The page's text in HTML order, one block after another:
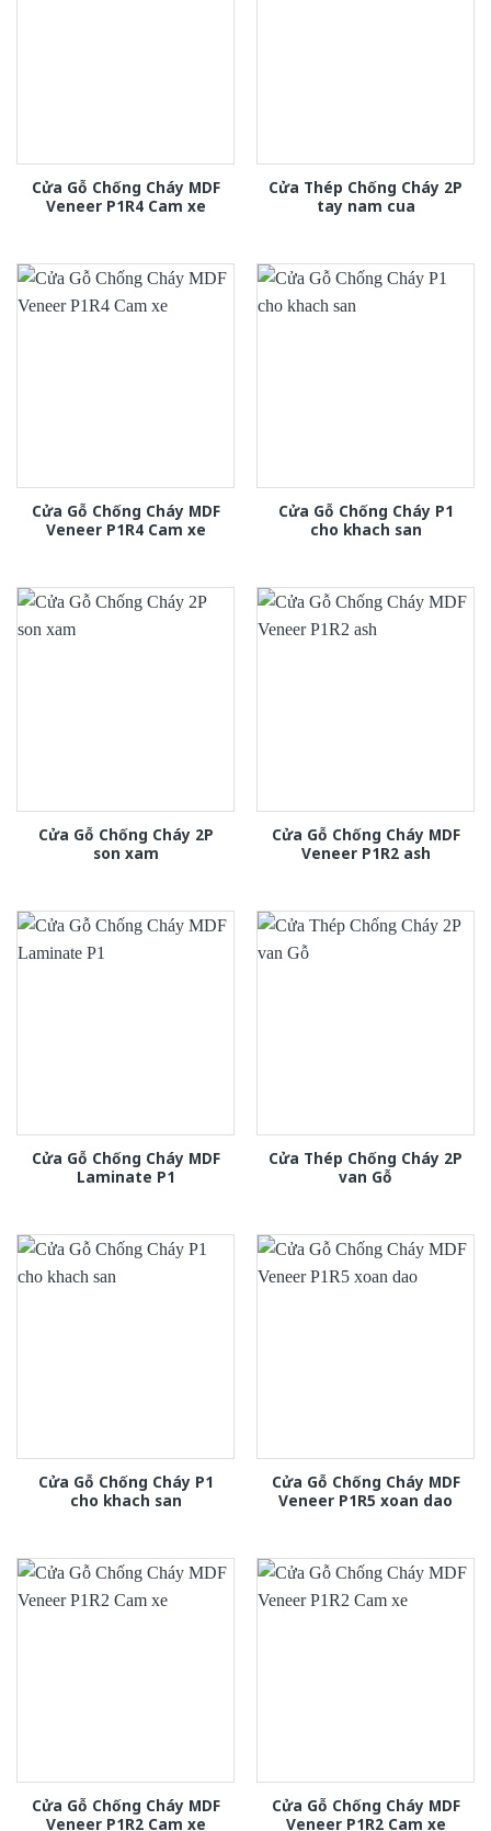
Cửa Gỗ Chống Cháy MDF
Veneer P1R4 Cam xe
Cửa Thép Chống Cháy 2P
tay nam cua
Cửa Gỗ Chống Cháy MDF
Veneer P1R4 Cam xe
Cửa Gỗ Chống Cháy P1
cho khach san
Cửa Gỗ Chống Cháy 2P
son xam
Cửa Gỗ Chống Cháy MDF
Veneer P1R2 ash
Cửa Gỗ Chống Cháy MDF
Laminate P1
Cửa Thép Chống Cháy 2P
van Gỗ
Cửa Gỗ Chống Cháy P1
cho khach san
Cửa Gỗ Chống Cháy MDF
Veneer P1R5 xoan dao
Cửa Gỗ Chống Cháy MDF
Veneer P1R2 Cam xe
Cửa Gỗ Chống Cháy MDF
Veneer P1R2 Cam xe